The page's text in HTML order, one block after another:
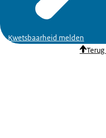
Kwetsbaarheid melden